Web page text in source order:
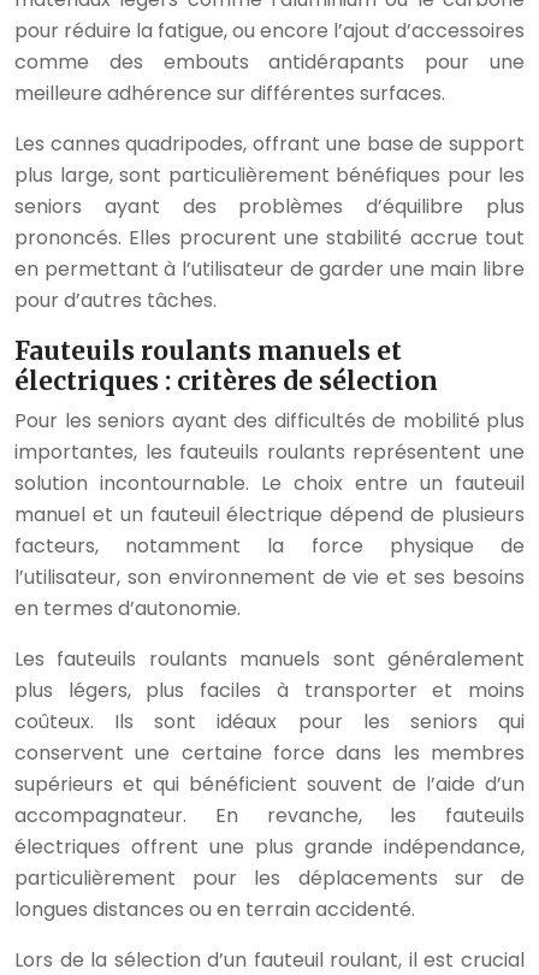
pour réduire la fatigue, ou encore l’ajout d’accessoires
comme des embouts antidérapants pour une
meilleure adhérence sur différentes surfaces.
Les cannes quadripodes, offrant une base de support
plus large, sont particulièrement bénéfiques pour les
seniors ayant des problèmes d’équilibre plus
prononcés. Elles procurent une stabilité accrue tout
en permettant à l’utilisateur de garder une main libre
pour d’autres tâches.
Fauteuils roulants manuels et
électriques : critères de sélection
Pour les seniors ayant des difficultés de mobilité plus
importantes, les fauteuils roulants représentent une
solution incontournable. Le choix entre un fauteuil
manuel et un fauteuil électrique dépend de plusieurs
facteurs, notamment la force physique de
l’utilisateur, son environnement de vie et ses besoins
en termes d’autonomie.
Les fauteuils roulants manuels sont généralement
plus légers, plus faciles à transporter et moins
coûteux. Ils sont idéaux pour les seniors qui
conservent une certaine force dans les membres
supérieurs et qui bénéficient souvent de l’aide d’un
accompagnateur. En revanche, les fauteuils
électriques offrent une plus grande indépendance,
particulièrement pour les déplacements sur de
longues distances ou en terrain accidenté.
Lors de la sélection d’un fauteuil roulant, il est crucial